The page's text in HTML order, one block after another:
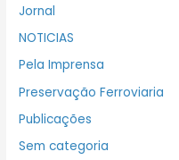
Jornal
NOTICIAS
Pela Imprensa
Preservação Ferroviaria
Publicações
Sem categoria